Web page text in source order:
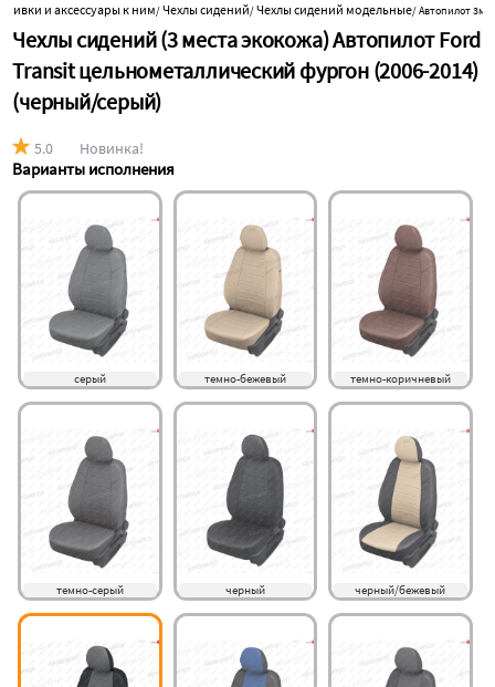
и аксессуары к ним/Чехлы сидений/Чехлы сидений модельные/Автопилот 3м
Чехлы сидений (3 места экокожа) Автопилот Ford
Transit цельнометаллический фургон (2006-2014)
(черный/серый)
5.0 Новинка!
Варианты исполнения
серый темно-бежевый темно-коричневый
темно-серый черный черный/бежевый